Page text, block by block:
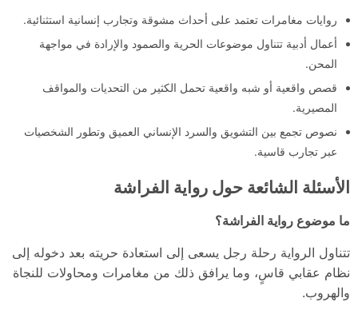
روايات مغامرات تعتمد على أحداث مشوقة وتجارب إنسانية استثنائية.
أعمال أدبية تتناول موضوعات الحرية والصمود والإرادة في مواجهة
المحن.
قصص واقعية أو شبه واقعية تحمل الكثير من التحديات والمواقف
المصيرية.
نصوص تجمع بين التشويق والسرد الإنساني العميق وتطور الشخصيات
عبر تجارب قاسية.
الأسئلة الشائعة حول رواية الفراشة
ما موضوع رواية الفراشة؟
تتناول الرواية رحلة رجل يسعى إلى استعادة حريته بعد دخوله إلى
نظام عقابي قاسٍ، وما يرافق ذلك من مغامرات ومحاولات للنجاة
والهروب.